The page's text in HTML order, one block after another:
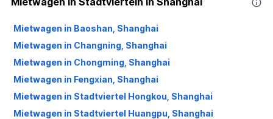
Mietwagen in Baoshan, Shanghai
Mietwagen in Changning, Shanghai
Mietwagen in Chongming, Shanghai
Mietwagen in Fengxian, Shanghai
Mietwagen in Stadtviertel Hongkou, Shanghai
Mietwagen in Stadtviertel Huangpu, Shanghai